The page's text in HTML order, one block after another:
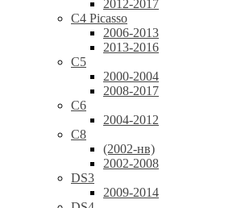
2012-2017
C4 Picasso
2006-2013
2013-2016
C5
2000-2004
2008-2017
C6
2004-2012
C8
(2002-нв)
2002-2008
DS3
2009-2014